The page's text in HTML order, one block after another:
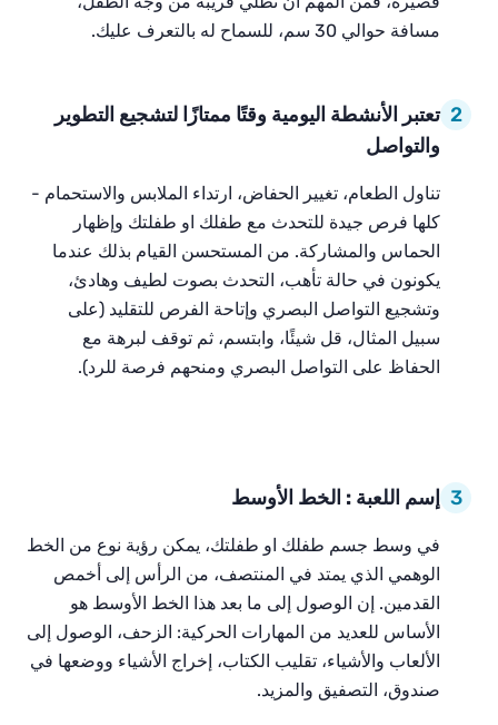
مسافة حوالي 30 سم، للسماح له بالتعرف عليك.
2 تعتبر الأنشطة اليومية وقتًا ممتازًا لتشجيع التطوير
والتواصل
تناول الطعام، تغيير الحفاض، ارتداء الملابس والاستحمام -
كلها فرص جيدة للتحدث مع طفلك او طفلتك وإظهار
الحماس والمشاركة. من المستحسن القيام بذلك عندما
يكونون في حالة تأهب، التحدث بصوت لطيف وهادئ،
وتشجيع التواصل البصري وإتاحة الفرص للتقليد (على
سبيل المثال، قل شيئًا، وابتسم، ثم توقف لبرهة مع
الحفاظ على التواصل البصري ومنحهم فرصة للرد).
3 إسم اللعبة : الخط الأوسط
في وسط جسم طفلك او طفلتك، يمكن رؤية نوع من الخط
الوهمي الذي يمتد في المنتصف، من الرأس إلى أخمص
القدمين. إن الوصول إلى ما بعد هذا الخط الأوسط هو
الأساس للعديد من المهارات الحركية: الزحف، الوصول إلى
الألعاب والأشياء، تقليب الكتاب، إخراج الأشياء ووضعها في
صندوق، التصفيق والمزيد.